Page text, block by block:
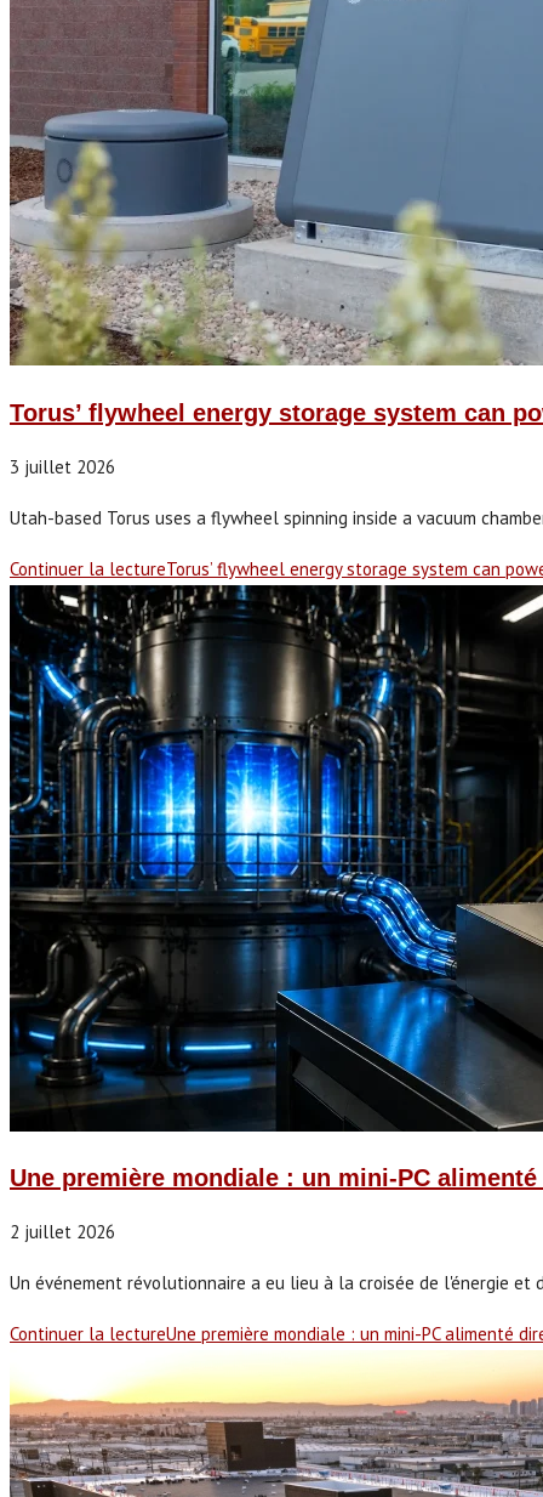
Torus’ flywheel energy storage system can
3 juillet 2026
Utah-based Torus uses a flywheel spinning inside a vacuum
Continuer la lectureTorus’ flywheel energy storage system can
Une première mondiale : un mini-PC
2 juillet 2026
Un événement révolutionnaire a eu lieu à la croisée de l'énergie
Continuer la lectureUne première mondiale : un mini-PC alimenté